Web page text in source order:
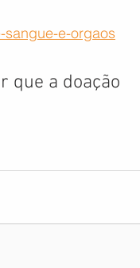
e-orgaos
que a doação